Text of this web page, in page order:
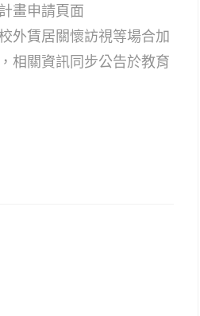
畫申請頁面
外賃居關懷訪視等場合加
相關資訊同步公告於教育